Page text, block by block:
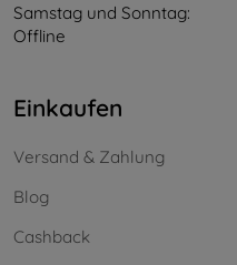
Samstag und Sonntag:
Offline
Einkaufen
Versand & Zahlung
Blog
Cashback